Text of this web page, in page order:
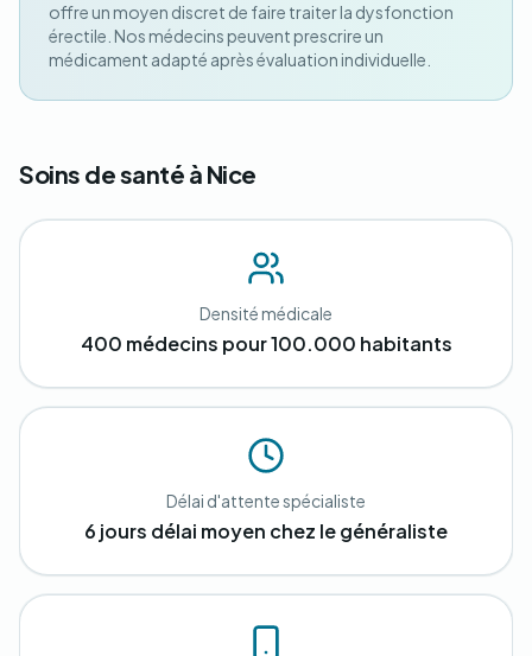
offre un moyen discret de faire traiter la dysfonction
érectile. Nos médecins peuvent prescrire un
médicament adapté après évaluation individuelle.
Soins de santé à Nice
Densité médicale
400 médecins pour 100.000 habitants
Délai d'attente spécialiste
6 jours délai moyen chez le généraliste